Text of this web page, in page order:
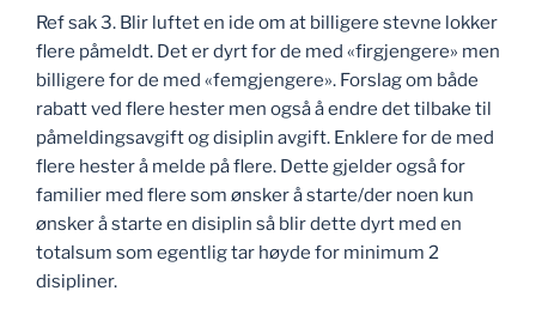
Ref sak 3. Blir luftet en ide om at billigere stevne lokker
flere påmeldt. Det er dyrt for de med «firgjengere» men
billigere for de med «femgjengere». Forslag om både
rabatt ved flere hester men også å endre det tilbake til
påmeldingsavgift og disiplin avgift. Enklere for de med
flere hester å melde på flere. Dette gjelder også for
familier med flere som ønsker å starte/der noen kun
ønsker å starte en disiplin så blir dette dyrt med en
totalsum som egentlig tar høyde for minimum 2
disipliner.